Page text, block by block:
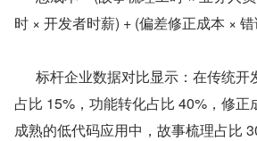
时 × 开发者时薪) + (偏差修正成本 ×
占比 15%，功能转化占比 40%，修正
成熟的低代码应用中，故事梳理占比